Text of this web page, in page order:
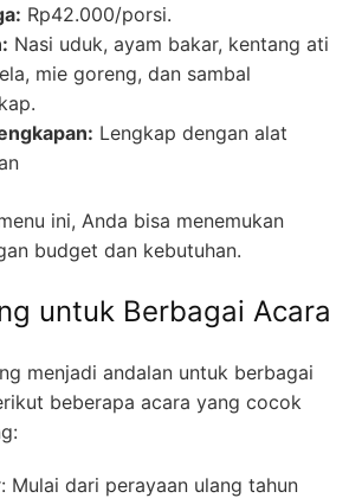
Rp42.000/porsi.
Nasi uduk, ayam bakar, kentang ati
mie goreng, dan sambal
Lengkap dengan alat
ini, Anda bisa menemukan
budget dan kebutuhan.
untuk Berbagai Acara
menjadi andalan untuk berbagai
beberapa acara yang cocok
Mulai dari perayaan ulang tahun